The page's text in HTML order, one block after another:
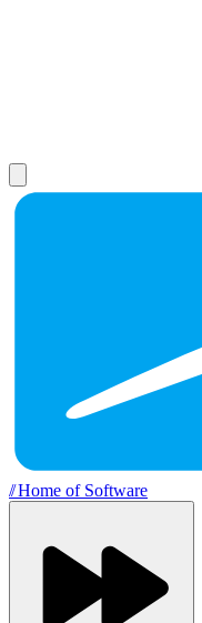
//Home of Software